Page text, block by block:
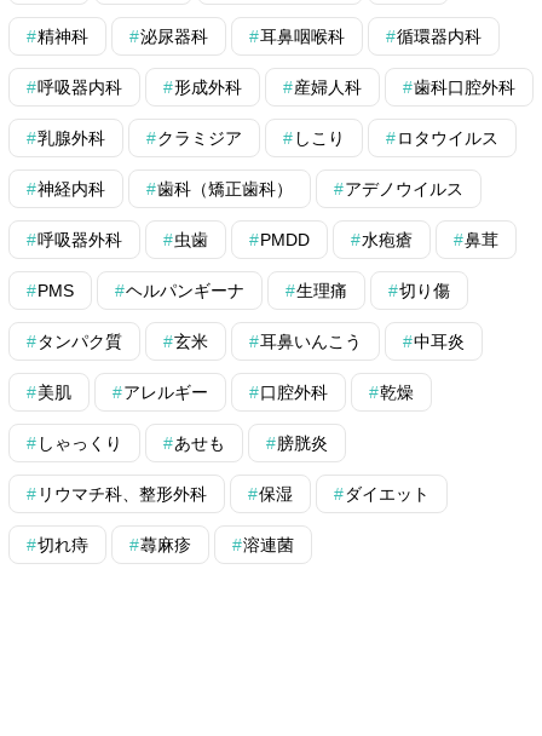
精神科 泌尿器科 耳鼻咽喉科 循環器内科
呼吸器内科 形成外科 産婦人科 歯科口腔外科
乳腺外科 クラミジア しこり ロタウイルス
神経内科 歯科（矯正歯科） アデノウイルス
呼吸器外科 虫歯 PMDD 水疱瘡 鼻茸
PMS ヘルパンギーナ 生理痛 切り傷
タンパク質 玄米 耳鼻いんこう 中耳炎
美肌 アレルギー 口腔外科 乾燥
しゃっくり あせも 膀胱炎
リウマチ科、整形外科 保湿 ダイエット
切れ痔 蕁麻疹 溶連菌